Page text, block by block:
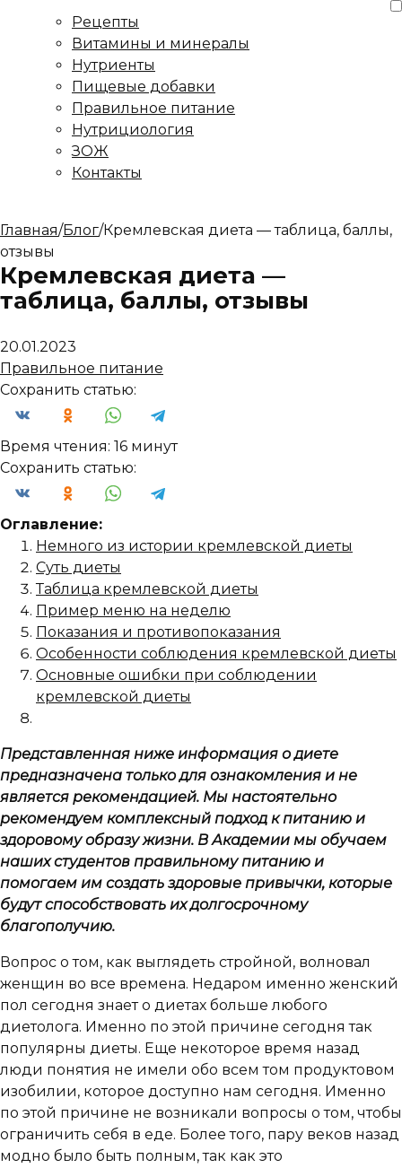
Рецепты
Витамины и минералы
Нутриенты
Пищевые добавки
Правильное питание
Нутрициология
ЗОЖ
Контакты
Главная/Блог/Кремлевская диета — таблица, баллы,
отзывы
Кремлевская диета —
таблица, баллы, отзывы
20.01.2023
Правильное питание
Сохранить статью:
Время чтения: 16 минут
Сохранить статью:
Оглавление:
Немного из истории кремлевской диеты
Суть диеты
Таблица кремлевской диеты
Пример меню на неделю
Показания и противопоказания
Особенности соблюдения кремлевской диеты
Основные ошибки при соблюдении
кремлевской диеты
Представленная ниже информация о диете
предназначена только для ознакомления и не
является рекомендацией. Мы настоятельно
рекомендуем комплексный подход к питанию и
здоровому образу жизни. В Академии мы обучаем
наших студентов правильному питанию и
помогаем им создать здоровые привычки, которые
будут способствовать их долгосрочному
благополучию.
Вопрос о том, как выглядеть стройной, волновал
женщин во все времена. Недаром именно женский
пол сегодня знает о диетах больше любого
диетолога. Именно по этой причине сегодня так
популярны диеты. Еще некоторое время назад
люди понятия не имели обо всем том продуктовом
изобилии, которое доступно нам сегодня. Именно
по этой причине не возникали вопросы о том, чтобы
ограничить себя в еде. Более того, пару веков назад
модно было быть полным, так как это